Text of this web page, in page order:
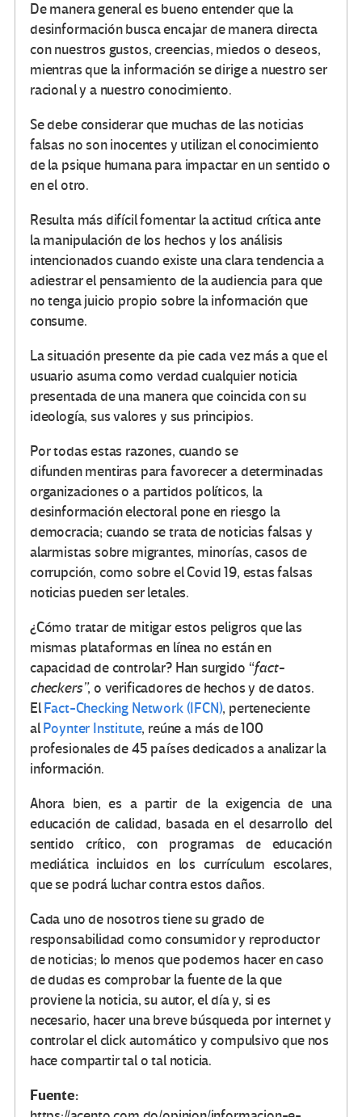
De manera general es bueno entender que la
desinformación busca encajar de manera directa
con nuestros gustos, creencias, miedos o deseos,
mientras que la información se dirige a nuestro ser
racional y a nuestro conocimiento.
Se debe considerar que muchas de las noticias
falsas no son inocentes y utilizan el conocimiento
de la psique humana para impactar en un sentido o
en el otro.
Resulta más difícilfomentar la actitud crítica ante
la manipulación de los hechos y los análisis
intencionados cuando existe una clara tendencia a
adiestrar el pensamiento de la audiencia para que
no tenga juicio propio sobre la información que
consume.
La situación presente da pie cada vez más a que el
usuario asuma como verdad cualquier noticia
presentada de una manera que coincida con su
ideología, sus valores y sus principios.
Por todas estas razones, cuando se
difunden mentiras para favorecer a determinadas
organizaciones o a partidos políticos, la
desinformación electoral pone en riesgo la
democracia; cuando se trata de noticias falsas y
alarmistas sobre migrantes, minorías, casos de
corrupción, como sobre el Covid 19, estas falsas
noticias pueden ser letales.
¿Cómo tratar de mitigar estos peligros que las
mismas plataformas en línea no están en
capacidad de controlar? Han surgido “fact-
checkers”, o verificadores de hechos y de datos.
ElFact-Checking Network (IFCN), perteneciente
alPoynter Institute, reúne a más de 100
profesionales de 45 países dedicados a analizar la
información.
Ahora bien, es a partir de la exigencia de una
educación de calidad, basada en el desarrollo del
sentido crítico, con programas de educación
mediática incluidos en los currículum escolares,
que se podrá luchar contra estos daños.
Cada uno de nosotros tiene su grado de
responsabilidad como consumidor y reproductor
de noticias; lo menos que podemos hacer en caso
de dudas es comprobar la fuente de la que
proviene la noticia, su autor, el día y, si es
necesario, hacer una breve búsqueda por internet y
controlar el click automático y compulsivo que nos
hace compartir tal o tal noticia.
Fuente: